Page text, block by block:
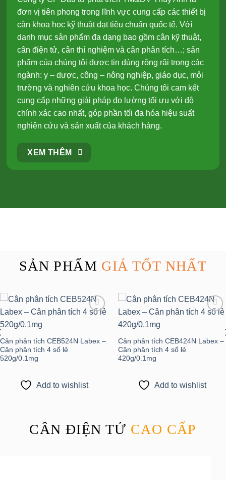
đơn vị tiên phong trong lĩnh vực cung cấp các thiết bị
cân khoa học kỹ thuật đạt tiêu chuẩn quốc tế. Với
danh mục sản phẩm đa dạng bao gồm cân kỹ thuật,
cân điện tử, cân thí nghiệm và cân phân tích…; sản
phẩm của chúng tôi được tin dùng rộng rãi trong các
ngành: y – dược, công – nông nghiệp, giáo dục, môi
trường và nghiên cứu khoa học. Chúng tôi cam kết
cung cấp những giải pháp đo lường tối ưu với độ
chính xác cao nhất, góp phần tối đa hóa hiệu suất
nghiên cứu và sản xuất của khách hàng.
XEM THÊM
SẢN PHẨM GIÁ TỐT NHẤT
Cân phân tích CEB524N Labex –
Cân phân tích 4 số lẻ
520g/0.1mg
Add to wishlist
Cân phân tích CEB424N Labex –
Cân phân tích 4 số lẻ
420g/0.1mg
Add to wishlist
CÂN ĐIỆN TỬ CAO CẤP